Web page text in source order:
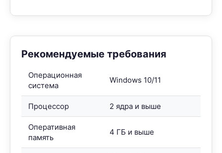
Рекомендуемые требования
Операционная
система
Windows 10/11
Процессор 2 ядра и выше
Оперативная
память
4 ГБ и выше